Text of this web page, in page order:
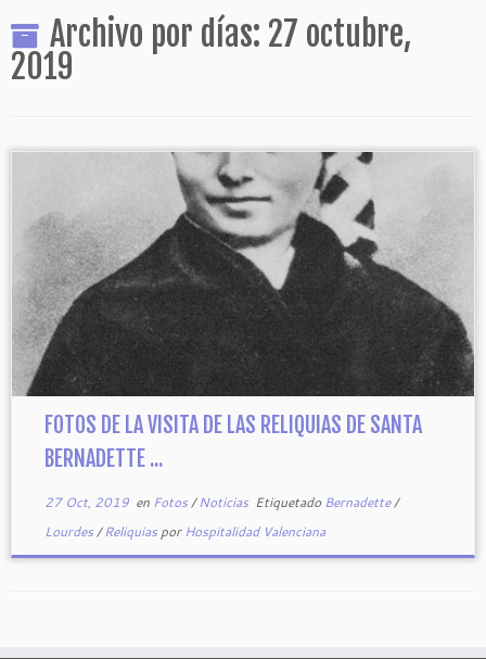
Archivo por días: 27 octubre,
2019
FOTOS DE LA VISITA DE LAS RELIQUIAS DE SANTA
BERNADETTE ...
27 Oct, 2019en Fotos/Noticias Etiquetado Bernadette/
Lourdes/Reliquias por Hospitalidad Valenciana